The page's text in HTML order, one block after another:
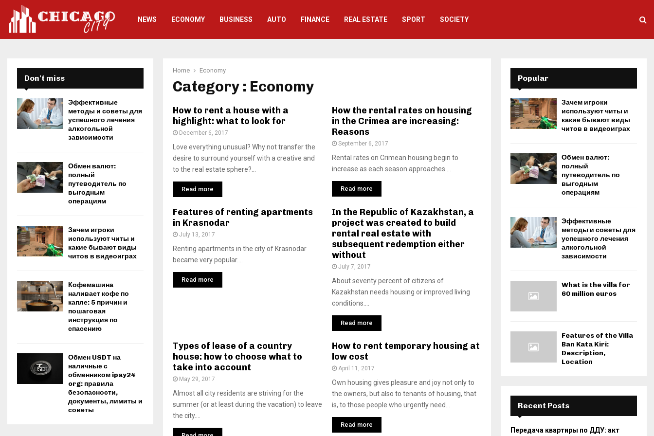
NEWS ECONOMY BUSINESS AUTO FINANCE REAL ESTATE SPORT SOCIETY
Home Economy
Category : Economy
How to rent a house with a
highlight: what to look for
December 6, 2017
Love everything unusual? Why not transfer the
desire to surround yourself with a creative and
to the real estate sphere?...
Read more
How the rental rates on housing
in the Crimea are increasing:
Reasons
September 6, 2017
Rental rates on Crimean housing begin to
increase as each season approaches....
Read more
Features of renting apartments
in Krasnodar
July 13, 2017
Renting apartments in the city of Krasnodar
became very popular....
Read more
In the Republic of Kazakhstan, a
project was created to build
rental real estate with
subsequent redemption either
without
July 7, 2017
About seventy percent of citizens of
Kazakhstan needs housing or improved living
conditions....
Read more
Types of lease of a country
house: how to choose what to
take into account
May 29, 2017
Almost all city residents are striving for the
summer (or at least during the vacation) to leave
the city....
How to rent temporary housing at
low cost
April 11, 2017
Own housing gives pleasure and joy not only to
the owners, but also to tenants of housing, that
is, to those people who urgently need...
Read more
Don't miss
Эффективные
методы и советы для
успешного лечения
алкогольной
зависимости
Обмен валют:
полный
путеводитель по
выгодным
операциям
Зачем игроки
используют читы и
какие бывают виды
читов в видеоиграх
Кофемашина
наливает кофе по
капле: 5 причин и
пошаговая
инструкция по
спасению
Обмен USDT на
наличные с
обменником ipay24
org: правила
безопасности,
документы, лимиты и
советы
Popular
Зачем игроки
используют читы и
какие бывают виды
читов в видеоиграх
Обмен валют:
полный
путеводитель по
выгодным
операциям
Эффективные
методы и советы для
успешного лечения
алкогольной
зависимости
What is the villa for
60 million euros
Features of the Villa
Ban Kata Kiri:
Description,
Location
Recent Posts
Передача квартиры по ДДУ: акт